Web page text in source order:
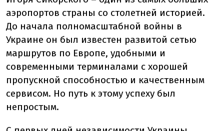
аэропортов страны со столетней историей.
До начала полномасштабной войны в
Украине он был известен развитой сетью
маршрутов по Европе, удобными и
современными терминалами с хорошей
пропускной способностью и качественным
сервисом. Но путь к этому успеху был
непростым.